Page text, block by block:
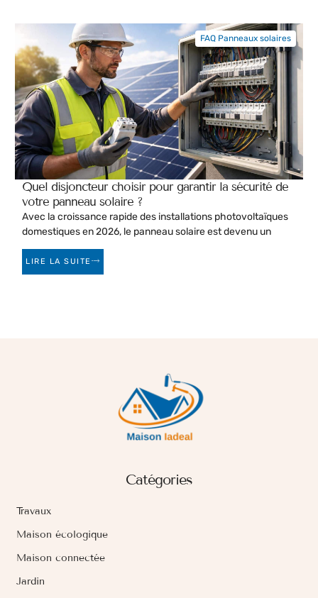
Quel disjoncteur choisir pour garantir la sécurité de
votre panneau solaire ?
Avec la croissance rapide des installations photovoltaïques
domestiques en 2026, le panneau solaire est devenu un
LIRE LA SUITE
FAQ Panneaux solaires
Catégories
Travaux
Maison écologique
Maison connectée
Jardin